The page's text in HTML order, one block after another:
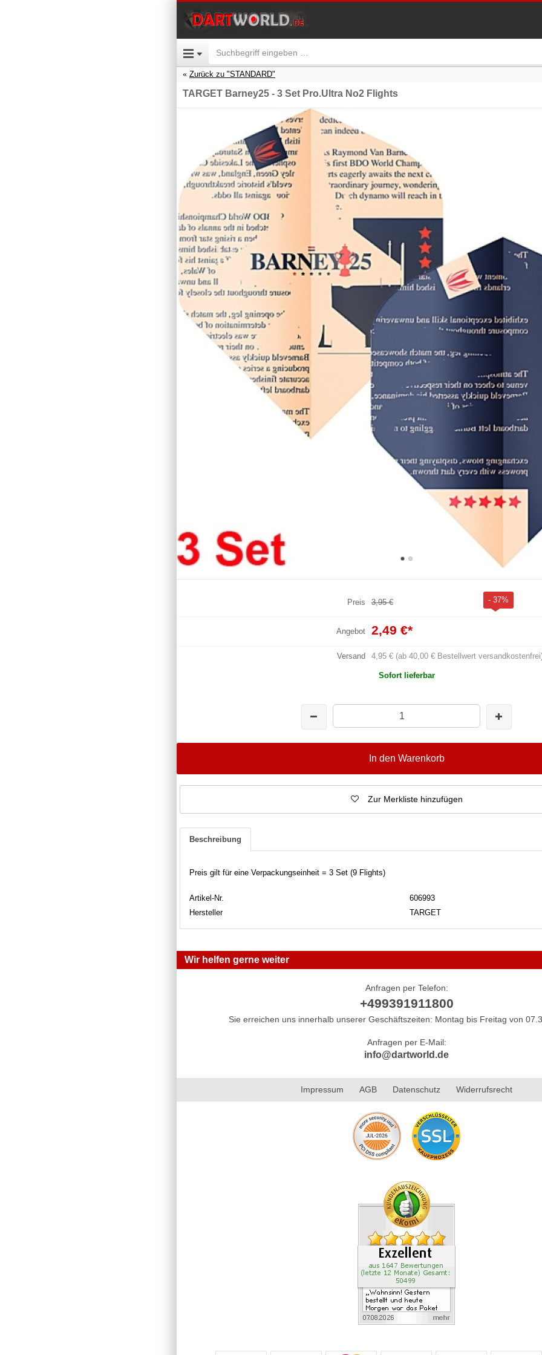
Zurück zu "STANDARD"
TARGET Barney25 - 3 Set Pro.Ultra No2 Flights
Preis 3,95 € - 37%
Angebot 2,49 €*
Versand 4,95 € (ab 40,00 € Bestellwert
Sofort lieferbar
In den Warenkorb
Zur Merkliste hinzufügen
Beschreibung
Preis gilt für eine Verpackungseinheit = 3 Set (9 Flights)
Artikel-Nr.
606993
Hersteller
TARGET
Wir helfen gerne weiter
Anfragen per Telefon:
+499391911800
Sie erreichen uns innerhalb unserer Geschäftszeiten: Montag bis Freitag von
Anfragen per E-Mail:
info@dartworld.de
Impressum AGB Datenschutz Widerrufsrecht